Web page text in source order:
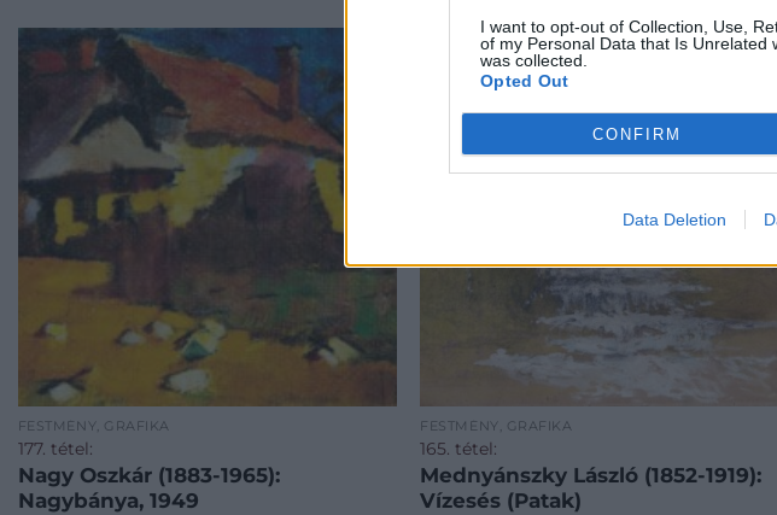
I want to opt-out of Collection, Use,
of my Personal Data that Is Unrelated
was collected.
Opted Out
CONFIRM
Data Deletion
FESTMÉNY, GRAFIKA
177. tétel:
Nagy Oszkár (1883-1965):
Nagybánya, 1949
FESTMÉNY, GRAFIKA
165. tétel:
Mednyánszky László (1852-1919):
Vízesés (Patak)